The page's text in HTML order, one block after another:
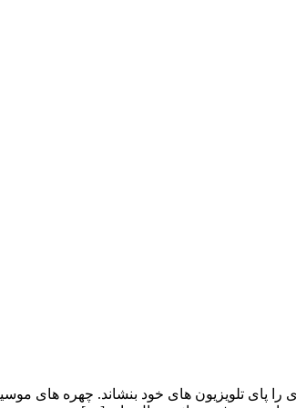
پای تلویزیون های خود بنشاند. چهره های